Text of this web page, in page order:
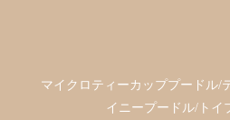
マイクロティーカッププードル/
イニープードル/トイ